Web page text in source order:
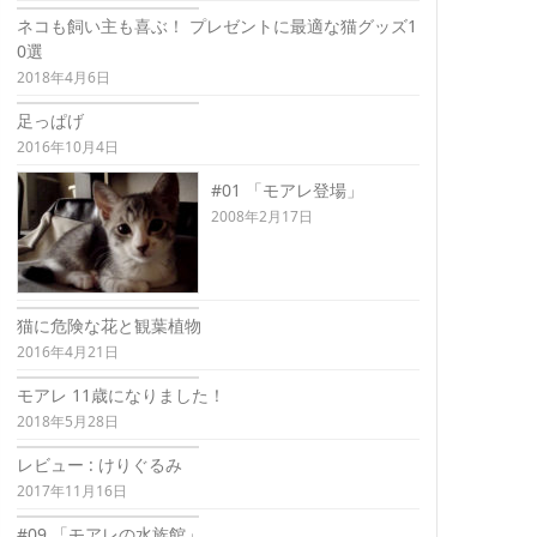
ネコも飼い主も喜ぶ！ プレゼントに最適な猫グッズ1
0選
2018年4月6日
足っぱげ
2016年10月4日
#01 「モアレ登場」
2008年2月17日
猫に危険な花と観葉植物
2016年4月21日
モアレ 11歳になりました！
2018年5月28日
レビュー : けりぐるみ
2017年11月16日